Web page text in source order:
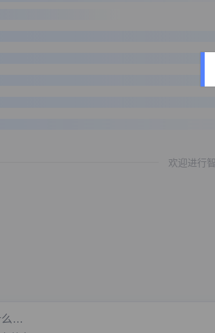
欢迎进行